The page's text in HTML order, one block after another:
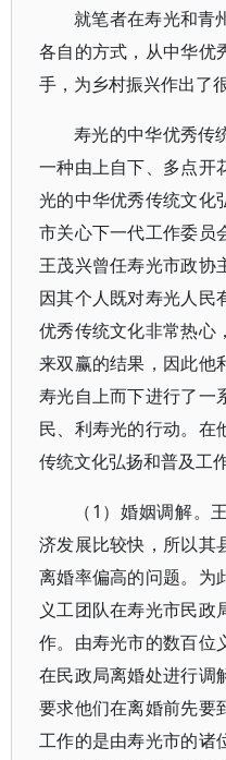
就笔者在寿光和青
各自的方式，从中华优
手，为乡村振兴作出了
寿光的中华优秀传
一种由上自下、多点开
光的中华优秀传统文化
市关心下一代工作委员
王茂兴曾任寿光市政协
因其个人既对寿光人民
优秀传统文化非常热心
来双赢的结果，因此他
寿光自上而下进行了一
民、利寿光的行动。在
传统文化弘扬和普及工
（1）婚姻调解。
济发展比较快，所以
离婚率偏高的问题。为
义工团队在寿光市民政
作。由寿光市的数百位
在民政局离婚处进行调
要求他们在离婚前先要
工作的是由寿光市的诸